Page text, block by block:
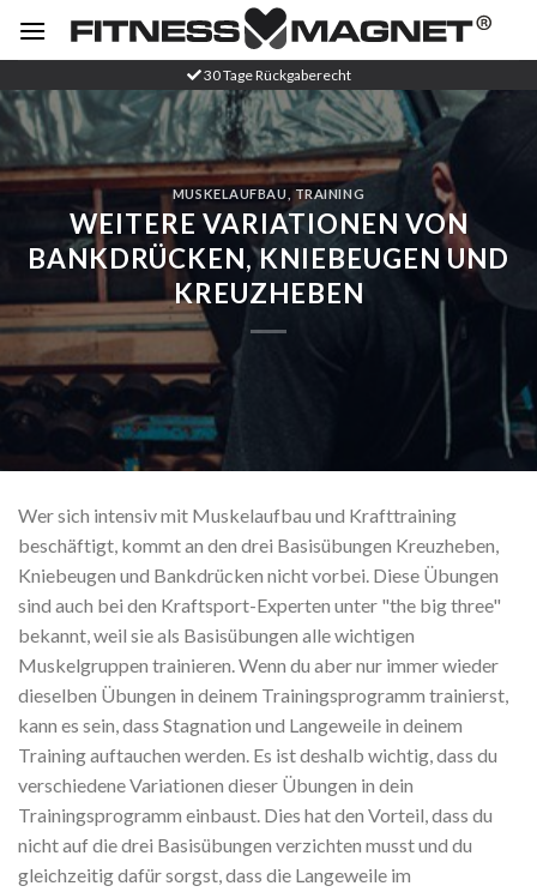
Inhalt
30 Tage Rückgaberecht
MUSKELAUFBAU ,TRAINING
WEITERE VARIATIONEN VON
BANKDRÜCKEN, KNIEBEUGEN UND
KREUZHEBEN
Wer sich intensiv mit Muskelaufbau und Krafttraining
beschäftigt, kommt an den drei Basisübungen Kreuzheben,
Kniebeugen und Bankdrücken nicht vorbei. Diese Übungen
sind auch bei den Kraftsport-Experten unter "the big three"
bekannt, weil sie als Basisübungen alle wichtigen
Muskelgruppen trainieren. Wenn du aber nur immer wieder
dieselben Übungen in deinem Trainingsprogramm trainierst,
kann es sein, dass Stagnation und Langeweile in deinem
Trainingauftauchen werden. Es ist deshalb wichtig, dass du
verschiedene Variationen dieser Übungen in dein
Trainingsprogramm einbaust. Dies hat den Vorteil, dass du
nicht auf die drei Basisübungen verzichten musst und du
gleichzeitig dafür sorgst, dass die Langeweile im